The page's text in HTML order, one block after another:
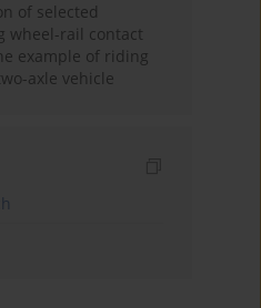
of selected
wheel-rail contact
example of riding
axle vehicle